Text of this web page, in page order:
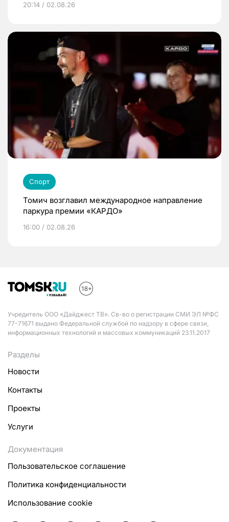
20:14 / 02.08.26
Спорт
Томич возглавил международное направление
паркура премии «КАРДО»
16:00 / 02.08.26
Учредитель ООО «Дайджест ТВ». Св-во о регистрации СМИ ЭЛ №ФС
77-71671 выдано Федеральной службой по надзору в сфере связи,
информационных технологий и массовых коммуникаций 23.11.2017
Разделы
Новости
Контакты
Проекты
Услуги
Документация
Пользовательское соглашение
Политика конфиденциальности
Использование cookie